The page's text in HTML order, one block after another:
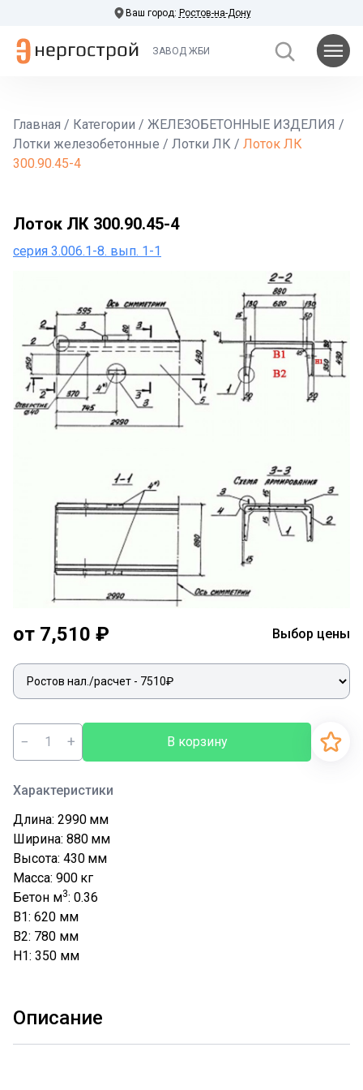
Ваш город: Ростов-на-Дону
ЗАВОД ЖБИ
Главная / Категории / ЖЕЛЕЗОБЕТОННЫЕ ИЗДЕЛИЯ /
Лотки железобетонные / Лотки ЛК / Лоток ЛК
300.90.45-4
Лоток ЛК 300.90.45-4
серия 3.006.1-8. вып. 1-1
от 7,510 ₽ Выбор цены
− + В корзину
Характеристики
Длина: 2990 мм
Ширина: 880 мм
Высота: 430 мм
Масса: 900 кг
Бетон м3: 0.36
B1: 620 мм
B2: 780 мм
H1: 350 мм
Описание